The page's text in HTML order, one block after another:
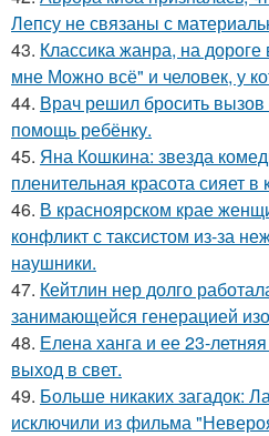
Лепсу не связаны с
43. Классика жанра, на дороге
мне Можно всё" и человек, у
44. Врач решил бросить
помощь ребёнку.
45. Яна Кошкина: звезда
пленительная красота сияет
46. В красноярском крае
конфликт с таксистом из-за
наушники.
47. Кейтлин нер долго
занимающейся генерацией
48. Елена ханга и ее 23-
выход в свет.
49. Больше никаких загадок:
исключили из фильма